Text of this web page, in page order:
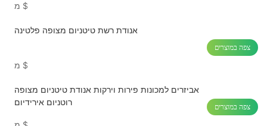
$
אנודת רשת טיטניום מצופה פלטינה
$
צפה במוצרים
אביזרים למכונות פירות וירקות אנודת טיטניום מצופה
רוטניום אירידיום
צפה במוצרים